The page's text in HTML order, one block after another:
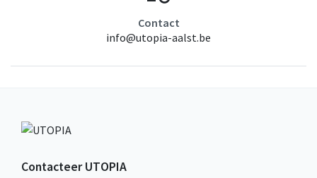
Contact
info@utopia-aalst.be
Contacteer UTOPIA